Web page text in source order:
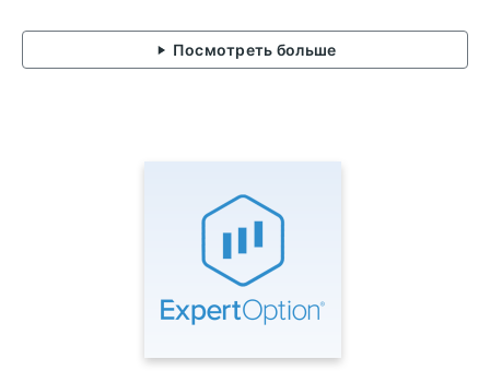
Посмотреть больше